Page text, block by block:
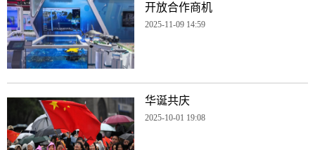
开放合作商机
2025-11-09 14:59
华诞共庆
2025-10-01 19:08